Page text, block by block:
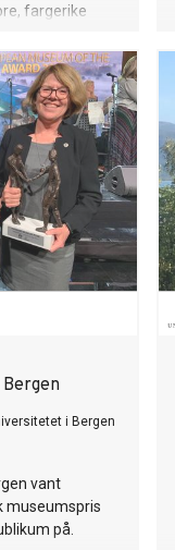
fargerike
slik at barn kan
gjennom
i Bergen
vant
museumspris
på.